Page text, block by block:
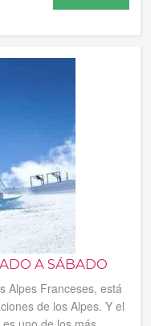
A SÁBADO
Alpes Franceses, está
de los Alpes. Y el